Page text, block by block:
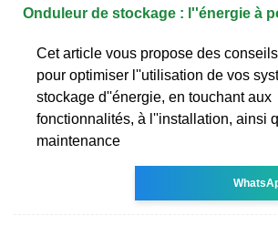
Onduleur de stockage : l''énergie à
Cet article vous propose des
pour optimiser l''utilisation de vos
stockage d''énergie, en touchant aux
fonctionnalités, à l''installation, ainsi
maintenance